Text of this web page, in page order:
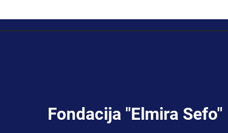
Fondacija "Elmira Sefo"